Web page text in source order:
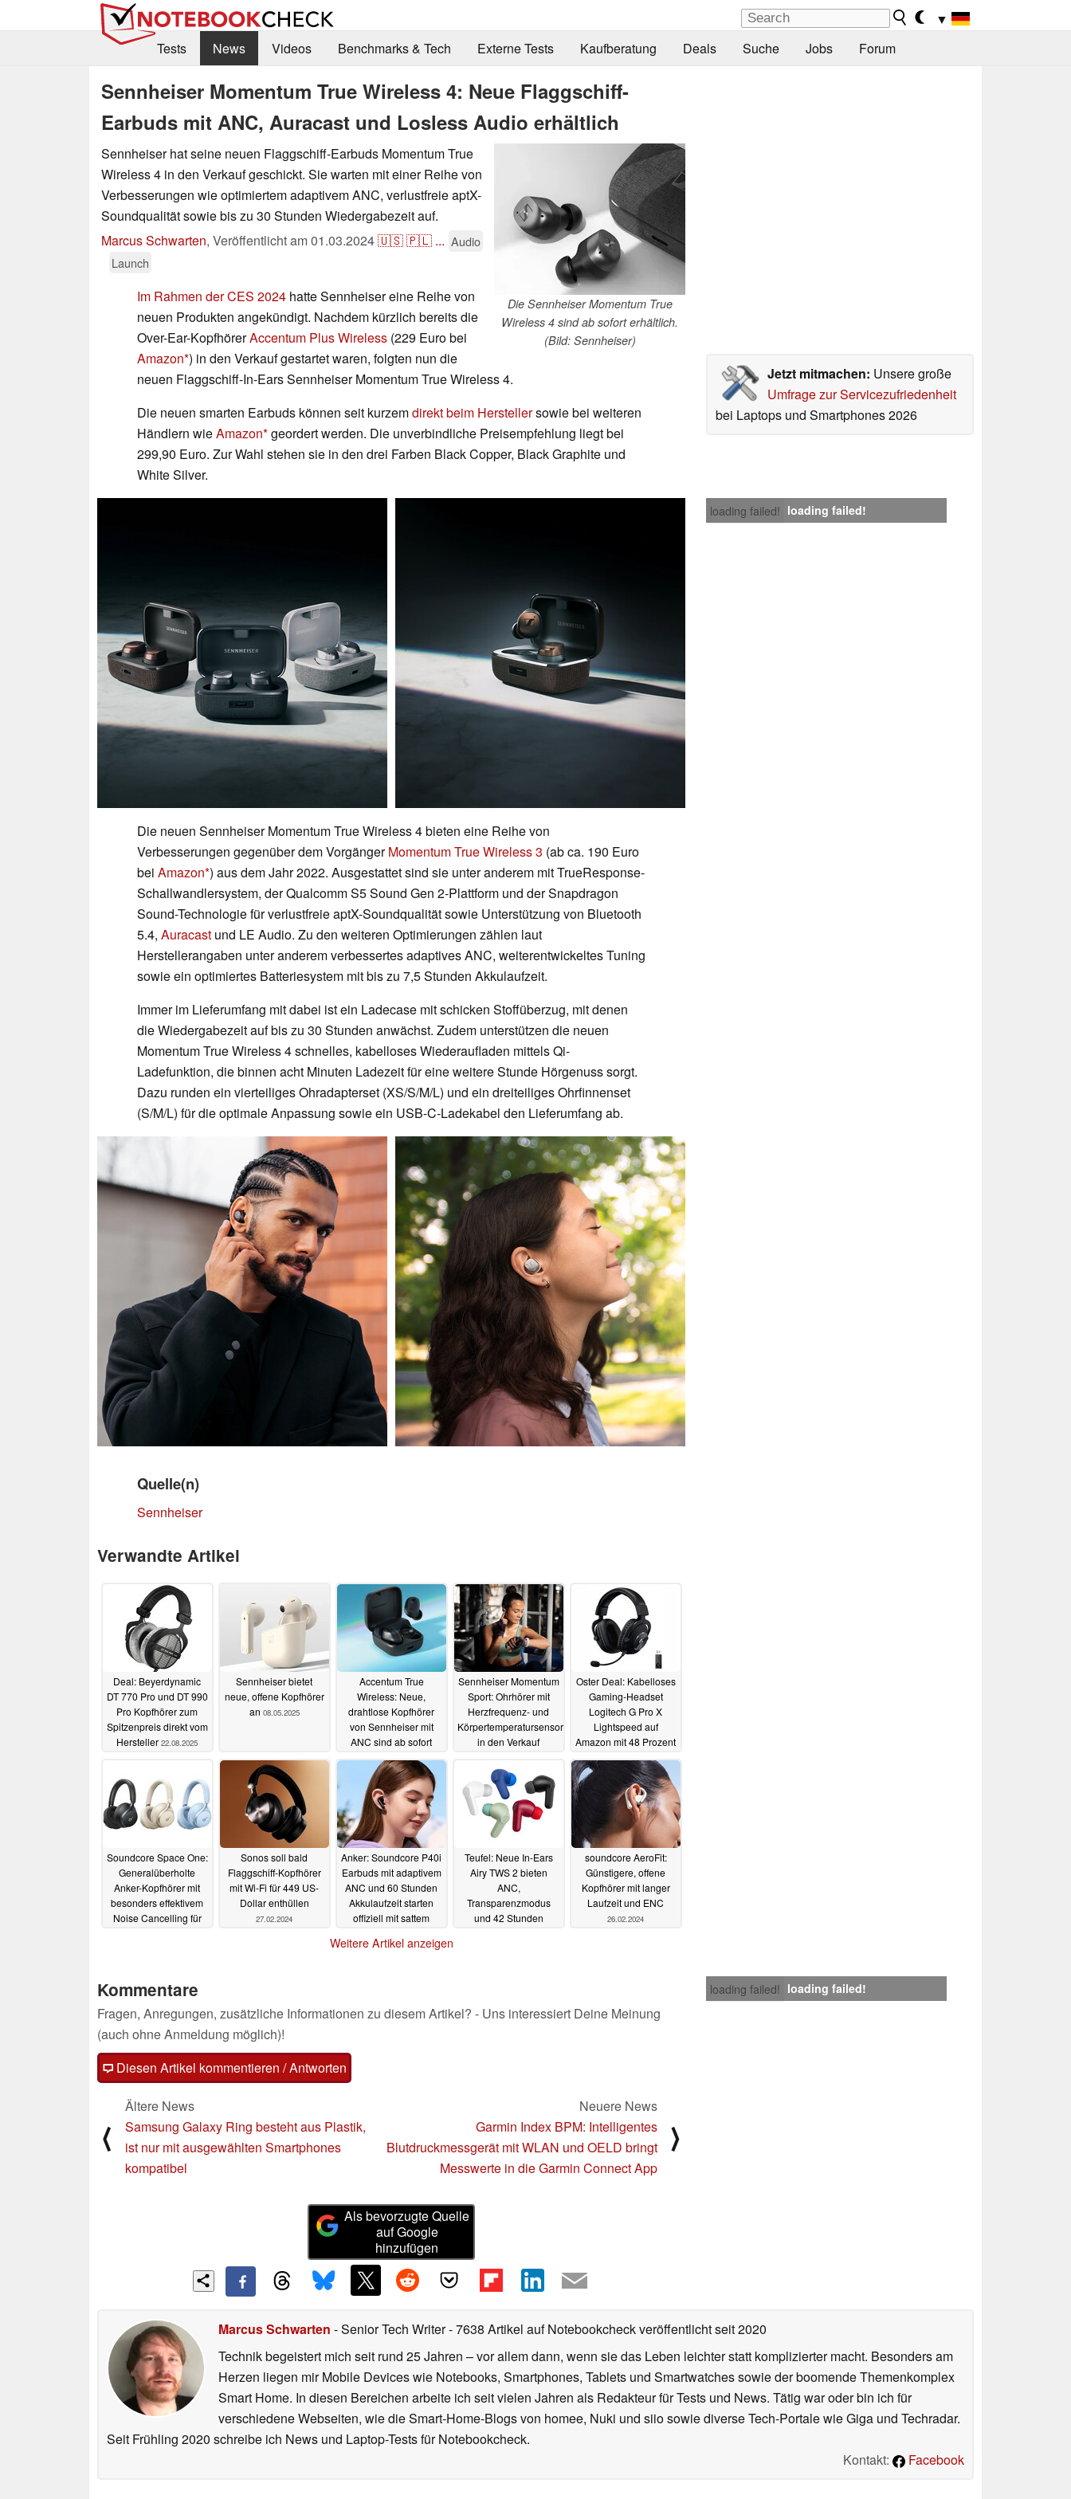
▼
Tests
News Videos Benchmarks & Tech Externe Tests Kaufberatung Deals Suche Jobs Forum
Sennheiser Momentum True Wireless 4: Neue Flaggschiff-
Earbuds mit ANC, Auracast und Losless Audio erhältlich
Die Sennheiser Momentum True
Wireless 4 sind ab sofort erhältlich.
(Bild: Sennheiser)
Sennheiser hat seine neuen Flaggschiff-Earbuds Momentum True
Wireless 4 in den Verkauf geschickt. Sie warten mit einer Reihe von
Verbesserungen wie optimiertem adaptivem ANC, verlustfreie aptX-
Soundqualität sowie bis zu 30 Stunden Wiedergabezeit auf.
Marcus Schwarten, Veröffentlicht am01.03.2024🇺🇸🇵🇱 ... Audio
Launch
Jetzt mitmachen: Unsere große
Umfrage zur Servicezufriedenheit
bei Laptops und Smartphones 2026
Im Rahmen der CES 2024 hatte Sennheiser eine Reihe von
neuen Produkten angekündigt. Nachdem kürzlich bereits die
Over-Ear-KopfhörerAccentum Plus Wireless (229 Euro bei
Amazon ) in den Verkauf gestartet waren, folgten nun die
neuen Flaggschiff-In-Ears Sennheiser Momentum True Wireless 4.
Die neuen smarten Earbuds können seit kurzemdirekt beim Herstellersowie bei weiteren
Händlern wieAmazon geordert werden. Die unverbindliche Preisempfehlung liegt bei
299,90 Euro. Zur Wahl stehen sie in den drei Farben Black Copper, Black Graphite und
White Silver.
loading failed! loading failed!
Die neuen Sennheiser Momentum True Wireless 4 bieten eine Reihe von
Verbesserungen gegenüber dem VorgängerMomentum True Wireless 3 (ab ca. 190 Euro
bei Amazon ) aus dem Jahr 2022. Ausgestattet sind sie unter anderem mit TrueResponse-
Schallwandlersystem, der Qualcomm S5 Sound Gen 2-Plattform und der Snapdragon
Sound-Technologie für verlustfreie aptX-Soundqualität sowie Unterstützung von Bluetooth
5.4, Auracast und LE Audio. Zu den weiteren Optimierungen zählen laut
Herstellerangaben unter anderem verbessertes adaptives ANC, weiterentwickeltes Tuning
sowie ein optimiertes Batteriesystem mit bis zu 7,5 Stunden Akkulaufzeit.
Immer im Lieferumfang mit dabei ist ein Ladecase mit schicken Stoffüberzug, mit denen
die Wiedergabezeit auf bis zu 30 Stunden anwächst. Zudem unterstützen die neuen
Momentum True Wireless 4 schnelles, kabelloses Wiederaufladen mittels Qi-
Ladefunktion, die binnen acht Minuten Ladezeit für eine weitere Stunde Hörgenuss sorgt.
Dazu runden ein vierteiliges Ohradapterset (XS/S/M/L) und ein dreiteiliges Ohrfinnenset
(S/M/L) für die optimale Anpassung sowie ein USB-C-Ladekabel den Lieferumfang ab.
Quelle(n)
Sennheiser
Verwandte Artikel
Deal: Beyerdynamic
DT 770 Pro und DT 990
Pro Kopfhörer zum
Spitzenpreis direkt vom
Hersteller 22.08.2025
Sennheiser bietet
neue, offene Kopfhörer
an 08.05.2025
Accentum True
Wireless: Neue,
drahtlose Kopfhörer
von Sennheiser mit
ANC sind ab sofort
07.05.2024
Sennheiser Momentum
Sport: Ohrhörer mit
Herzfrequenz- und
Körpertemperatursensoren
in den Verkauf
Oster Deal: Kabelloses
Gaming-Headset
Logitech G Pro X
Lightspeed auf
Amazon mit 48 Prozent
Preis
22.03.2024
Soundcore Space One:
Generalüberholte
Anker-Kopfhörer mit
besonders effektivem
Noise Cancelling für
Sonos soll bald
Flaggschiff-Kopfhörer
mit Wi-Fi für 449 US-
Dollar enthüllen
27.02.2024
Anker: Soundcore P40i
Earbuds mit adaptivem
ANC und 60 Stunden
Akkulaufzeit starten
offiziell mit sattem
Teufel: Neue In-Ears
Airy TWS 2 bieten
ANC,
Transparenzmodus
und 42 Stunden
soundcore AeroFit:
Günstigere, offene
Kopfhörer mit langer
Laufzeit und ENC
26.02.2024
Weitere Artikel anzeigen
loading failed! loading failed!
Kommentare
Fragen, Anregungen, zusätzliche Informationen zu diesem Artikel? - Uns interessiert Deine Meinung
(auch ohne Anmeldung möglich)!
Diesen Artikel kommentieren / Antworten
⟨
Ältere News
Samsung Galaxy Ring besteht aus Plastik,
ist nur mit ausgewählten Smartphones
kompatibel
Neuere News
Garmin Index BPM: Intelligentes
Blutdruckmessgerät mit WLAN und OELD bringt
Messwerte in die Garmin Connect App
⟩
Als bevorzugte Quelle
auf Google
hinzufügen
Marcus Schwarten - Senior Tech Writer- 7638 Artikel auf Notebookcheck veröffentlichtseit 2020
Technik begeistert mich seit rund 25 Jahren – vor allem dann, wenn sie das Leben leichter statt komplizierter macht. Besonders am
Herzen liegen mir Mobile Devices wie Notebooks, Smartphones, Tablets und Smartwatches sowie der boomende Themenkomplex
Smart Home. In diesen Bereichen arbeite ich seit vielen Jahren als Redakteur für Tests und News. Tätig war oder bin ich für
verschiedene Webseiten, wie die Smart-Home-Blogs von homee, Nuki und siio sowie diverse Tech-Portale wie Giga und Techradar.
Seit Frühling 2020 schreibe ich News und Laptop-Tests für Notebookcheck.
Kontakt:
Facebook